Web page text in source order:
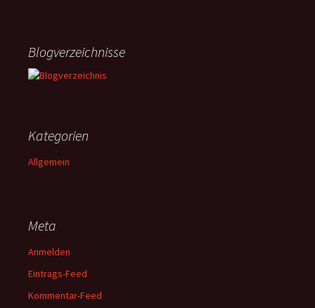
Blogverzeichnisse
Kategorien
Allgemein
Meta
Anmelden
Eintrags-Feed
Kommentar-Feed